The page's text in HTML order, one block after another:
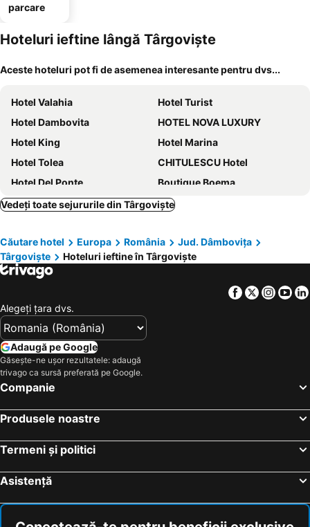
parcare
Hoteluri ieftine lângă Târgoviște
Aceste hoteluri pot fi de asemenea interesante pentru dvs...
Hotel Valahia
Hotel Turist
Hotel Dambovita
HOTEL NOVA LUXURY
Hotel King
Hotel Marina
Hotel Tolea
CHITULESCU Hotel
Hotel Del Ponte
Boutique Boema
La Băiete
Pensiunea Hanul Voievozilor
Dracula
Restaurant Dava
Solarino
Guesthouse Vila Melisa
Hotel Central The Danube
Piscul Lupului
Vedeți toate sejururile din Târgoviște
Căutare hotel Europa România
Jud. Dâmbovița
Târgoviște
Hoteluri ieftine în Târgoviște
Facebook
Twitter
Alegeţi ţara dvs.
Adaugă pe Google
Găsește-ne ușor rezultatele: adaugă
trivago ca sursă preferată pe Google.
Companie
Produsele noastre
Termeni și politici
Asistență